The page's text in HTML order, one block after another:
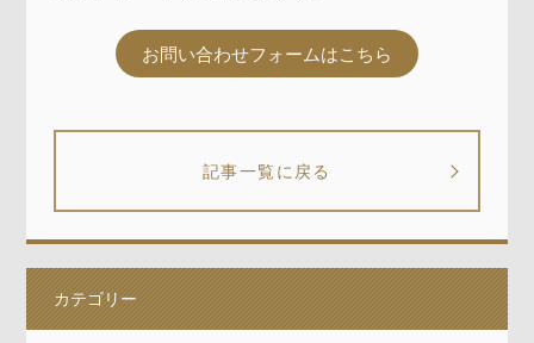
お問い合わせフォームはこちら
記事一覧に戻る
カテゴリー